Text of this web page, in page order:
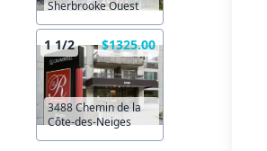
Sherbrooke Ouest
1 1/2 $1325.00
3488 Chemin de la
Côte-des-Neiges